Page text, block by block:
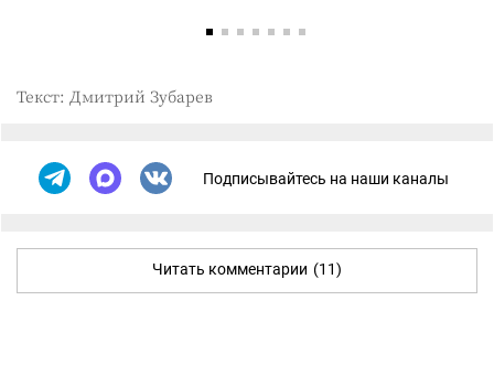
Текст: Дмитрий Зубарев
Подписывайтесь на наши каналы
Читать комментарии (11)